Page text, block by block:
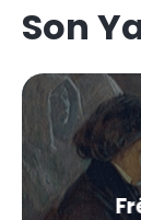
Son